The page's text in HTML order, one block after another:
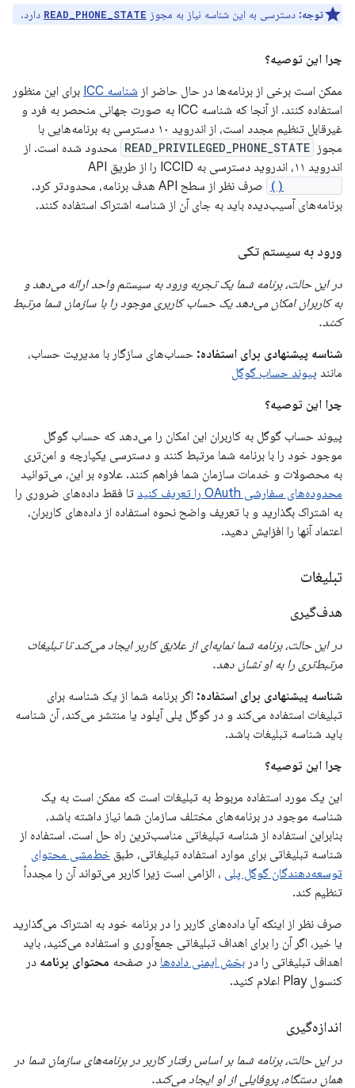
توجه: دسترسی به این شناسه نیاز به مجوز READ_PHONE_STATE دارد.
چرا این توصیه؟
ممکن است برخی از برنامه‌ها در حال حاضر از شناسه ICC
برای این منظور
استفاده کنند. از آنجا که شناسه ICC به صورت جهانی منحصر به فرد و
غیرقابل تنظیم مجدد است، از اندروید ۱۰ دسترسی به برنامه‌هایی با
مجوز READ_PRIVILEGED_PHONE_STATE محدود شده است. از
اندروید ۱۱، اندروید دسترسی به ICCID را از طریق API
صرف نظر از سطح API هدف برنامه، محدودتر کرد.
برنامه‌های آسیب‌دیده باید به جای آن از شناسه اشتراک استفاده کنند.
ورود به سیستم تکی
در این حالت، برنامه شما یک تجربه ورود به سیستم واحد ارائه می‌دهد و
به کاربران امکان می‌دهد یک حساب کاربری موجود را با سازمان شما مرتبط
کنند.
شناسه پیشنهادی برای استفاده: حساب‌های سازگار با مدیریت حساب،
مانند پیوند حساب گوگل
چرا این توصیه؟
پیوند حساب گوگل به کاربران این امکان را می‌دهد که حساب گوگل
موجود خود را با برنامه شما مرتبط کنند و دسترسی یکپارچه و امن‌تری
به محصولات و خدمات سازمان شما فراهم کنند. علاوه بر این، می‌توانید
محدوده‌های سفارشی OAuth را تعریف کنید
تا فقط داده‌های ضروری را
به اشتراک بگذارید و با تعریف واضح نحوه استفاده از داده‌های کاربران،
اعتماد آنها را افزایش دهید.
تبلیغات
هدف‌گیری
در این حالت، برنامه شما نمایه‌ای از علایق کاربر ایجاد می‌کند تا تبلیغات
مرتبط‌تری را به او نشان دهد.
شناسه پیشنهادی برای استفاده: اگر برنامه شما از یک شناسه برای
تبلیغات استفاده می‌کند و در گوگل پلی آپلود یا منتشر می‌کند، آن شناسه
باید شناسه تبلیغات باشد.
چرا این توصیه؟
این یک مورد استفاده مربوط به تبلیغات است که ممکن است به یک
شناسه موجود در برنامه‌های مختلف سازمان شما نیاز داشته باشد،
بنابراین استفاده از شناسه تبلیغاتی مناسب‌ترین راه حل است. استفاده از
شناسه تبلیغاتی برای موارد استفاده تبلیغاتی، طبق خط‌مشی محتوای
توسعه‌دهندگان گوگل پلی ، الزامی است زیرا کاربر می‌تواند آن را مجدداً
تنظیم کند.
صرف نظر از اینکه آیا داده‌های کاربر را در برنامه خود به اشتراک می‌گذارید
یا خیر، اگر آن را برای اهداف تبلیغاتی جمع‌آوری و استفاده می‌کنید، باید
اهداف تبلیغاتی را در بخش ایمنی داده‌ها در صفحه محتوای برنامه در
کنسول Play اعلام کنید.
اندازه‌گیری
در این حالت، برنامه شما بر اساس رفتار کاربر در برنامه‌های سازمان شما در
همان دستگاه، پروفایلی از او ایجاد می‌کند.